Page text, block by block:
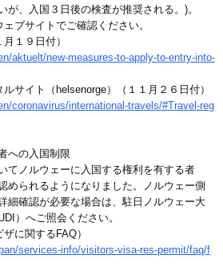
が、入国３日後の検査が推奨される。)。
ブサイトでご確認ください。
１９日付）
aktuelt/new-measures-to-apply-to-entry-into-
サイト（helsenorge）（１１月２６日付）
coronavirus/international-travels/#Travel-reg
への入国制限
ノルウェーに入国する権利を有する者
められるようになりました。ノルウェー側
細確認が必要な場合は、駐日ノルウェー大
）へご照会ください。
に関するFAQ）
services-info/visitors-visa-res-permit/faq/f